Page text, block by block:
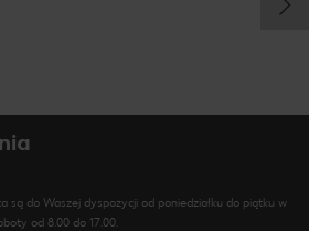
są do Waszej dyspozycji od poniedziałku do piątku w
od 8.00 do 17.00.